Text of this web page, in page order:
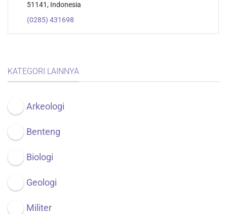
51141, Indonesia
(0285) 431698
KATEGORI LAINNYA
Arkeologi
Benteng
Biologi
Geologi
Militer